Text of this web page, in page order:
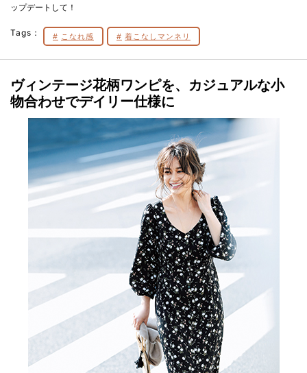
ップデートして！
Tags： こなれ感 着こなしマンネリ
ヴィンテージ花柄ワンピを、カジュアルな小
物合わせでデイリー仕様に